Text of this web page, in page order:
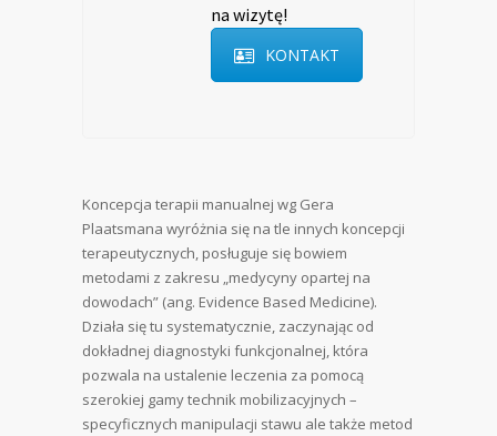
na wizytę!
KONTAKT
Koncepcja terapii manualnej wg Gera
Plaatsmana wyróżnia się na tle innych koncepcji
terapeutycznych, posługuje się bowiem
metodami z zakresu „medycyny opartej na
dowodach” (ang. Evidence Based Medicine).
Działa się tu systematycznie, zaczynając od
dokładnej diagnostyki funkcjonalnej, która
pozwala na ustalenie leczenia za pomocą
szerokiej gamy technik mobilizacyjnych –
specyficznych manipulacji stawu ale także metod